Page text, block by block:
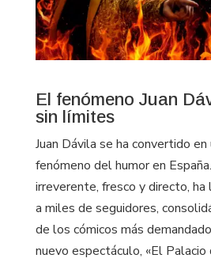
El fenómeno Juan
sin límites
Juan Dávila se ha convertido
fenómeno del humor en
irreverente, fresco y directo,
a miles de seguidores,
de los cómicos más
nuevo espectáculo, «El Palacio